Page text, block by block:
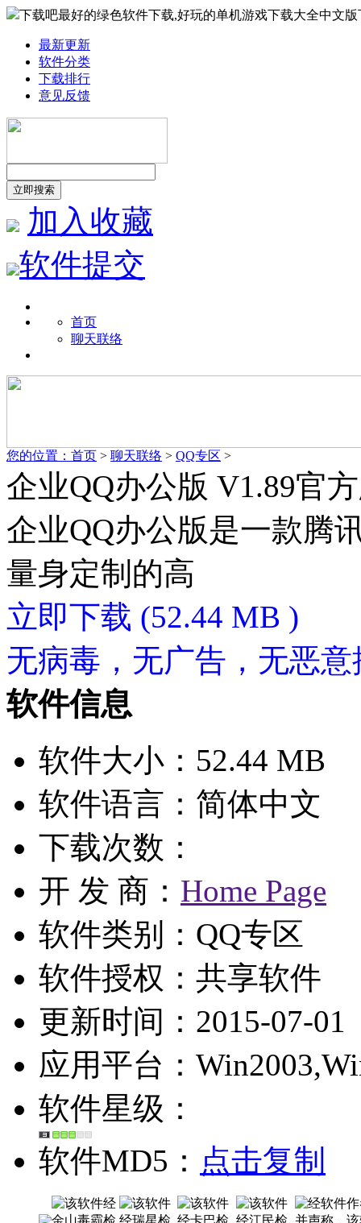
下载吧最好的绿色软件下载,好玩的单机游戏下载大全中文版
最新更新
软件分类
下载排行
意见反馈
加入收藏
软件提交
首页
聊天联络
您的位置： 首页 > 聊天联络 > QQ专区 >
企业QQ办公版 V1.89官
企业QQ办公版是一款腾
量身定制的高
立即下载 (52.44 MB )
无病毒，无广告，无恶意
软件信息
软件大小：52.44 MB
软件语言：简体中文
下载次数：
开 发 商： Home Page
软件类别：QQ专区
软件授权： 共享软件
更新时间：2015-07-01
应用平台：
软件星级：
软件MD5： 点击复制